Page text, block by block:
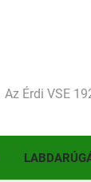
Az Érdi VSE